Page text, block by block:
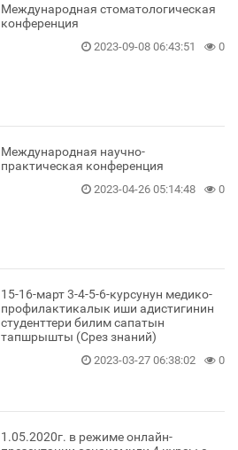
Международная стоматологическая
конференция
2023-09-08 06:43:51 0
Международная научно-
практическая конференция
2023-04-26 05:14:48 0
15-16-март 3-4-5-6-курсунун медико-
профилактикалык иши адистигинин
студенттери билим сапатын
тапшрышты (Срез знаний)
2023-03-27 06:38:02 0
1.05.2020г. в режиме онлайн-